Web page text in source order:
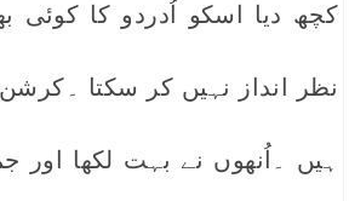
کچھ دیا اسکو اُدردو کا کوئی
نظر انداز نہیں کر سکتا
ہیں ۔اُنھوں نے بہت لکھا اور